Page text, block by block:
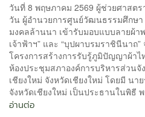
วันที่ 8 พฤษภาคม 2569 ผู้ช่วยศาสต
วัน ผู้อำนวยการศูนย์วัฒนธรรมศึกษ
มงคลล้านนา เข้ารับมอบแบบลายผ้า
เจ้าฟ้าฯ” และ “บุปผาบรมราชินีนาถ”
โครงการสร้างการรับรู้ภูมิปัญญาผ้า
ห้องประชุมสภาองค์การบริหารส่วนจั
เชียงใหม่ จังหวัดเชียงใหม่ โดยมี น
จังหวัดเชียงใหม่ เป็นประธานในพิธี
อ่านต่อ